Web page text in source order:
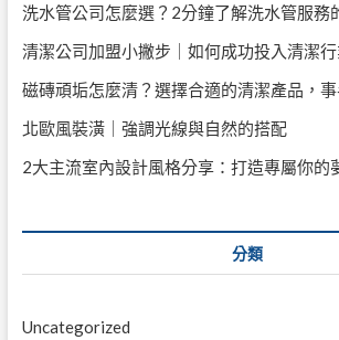
洗水管公司怎麼選？2分鐘了解洗水管服務
清潔公司加盟小撇步｜如何成功投入清潔行
磁磚頑垢怎麼清？選擇合適的清潔產品，事
北歐風裝潢｜強調光線與自然的搭配
2大主流室內設計風格分享：打造專屬你的
分類
Uncategorized